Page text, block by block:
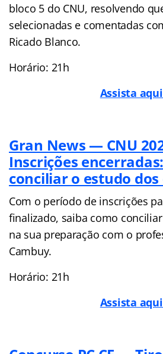
bloco 5 do CNU, resolvendo
selecionadas e comentadas
Ricado Blanco.
Horário: 21h
Assista
Gran News — CNU
Inscrições
conciliar o estudo dos
Com o período de inscrições
finalizado, saiba como
na sua preparação com o
Cambuy.
Horário: 21h
Assista